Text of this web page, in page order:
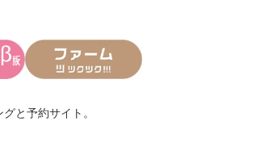
と予約サイト。